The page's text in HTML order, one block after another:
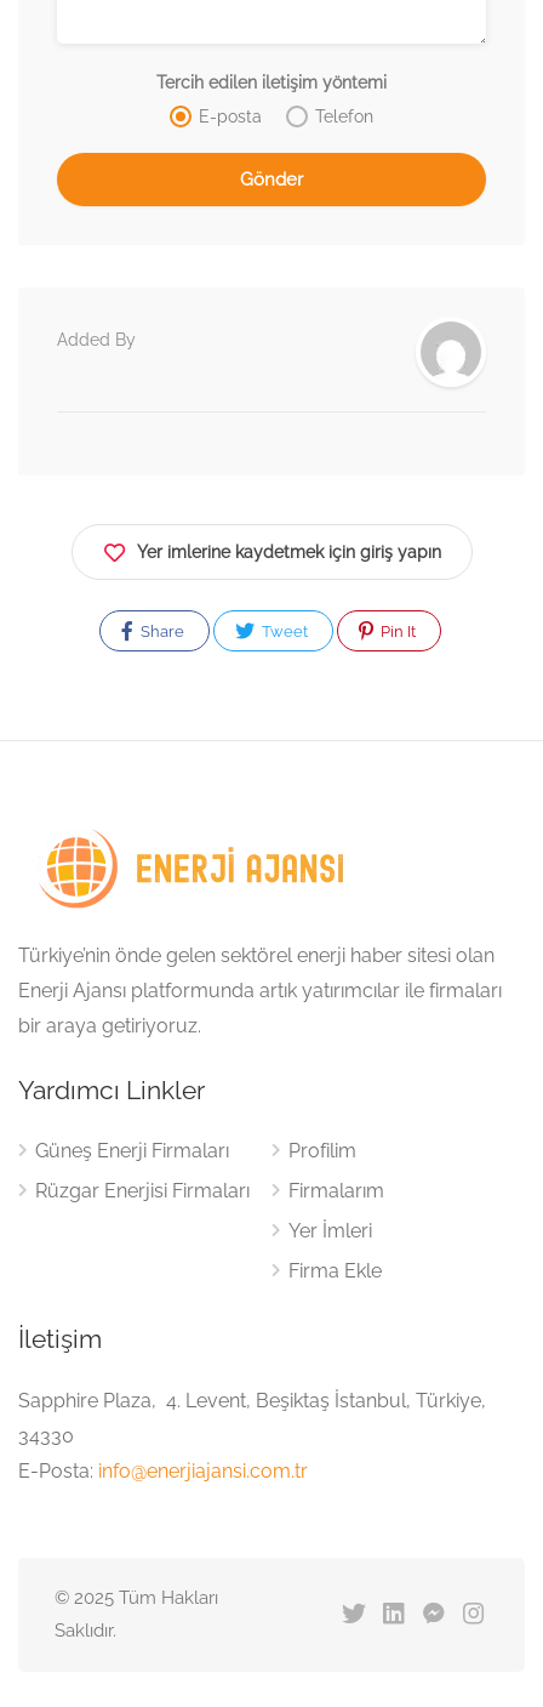
Tercih edilen iletişim yöntemi
E-posta
Telefon
Added By
Yer imlerine kaydetmek için giriş yapın
Share Tweet Pin It
Türkiye’nin önde gelen sektörel enerji haber sitesi olan
Enerji Ajansı platformunda artık yatırımcılar ile firmaları
bir araya getiriyoruz.
Yardımcı Linkler
Güneş Enerji Firmaları
Rüzgar Enerjisi Firmaları
Profilim
Firmalarım
Yer İmleri
Firma Ekle
İletişim
Sapphire Plaza, 4. Levent, Beşiktaş İstanbul, Türkiye,
34330
E-Posta: info@enerjiajansi.com.tr
© 2025 Tüm Hakları
Saklıdır.